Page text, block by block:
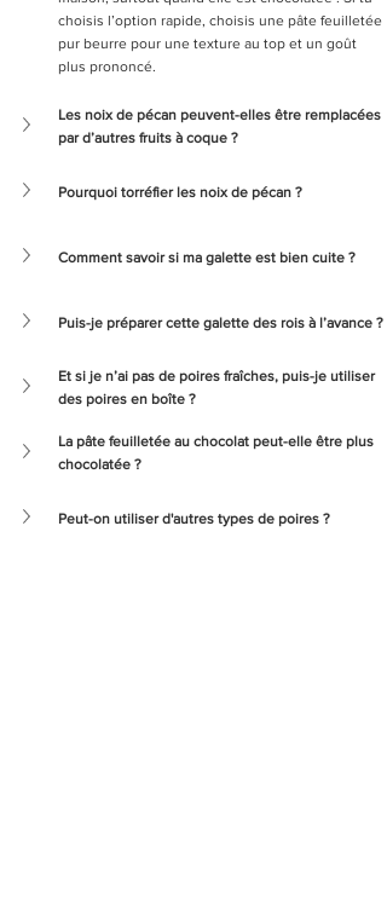
choisis l’option rapide, choisis une pâte feuilletée
pur beurre pour une texture au top et un goût
plus prononcé.
Les noix de pécan peuvent-elles être remplacées
par d’autres fruits à coque ?
Pourquoi torréfier les noix de pécan ?
Comment savoir si ma galette est bien cuite ?
Puis-je préparer cette galette des rois à l’avance ?
Et si je n’ai pas de poires fraîches, puis-je utiliser
des poires en boîte ?
La pâte feuilletée au chocolat peut-elle être plus
chocolatée ?
Peut-on utiliser d'autres types de poires ?